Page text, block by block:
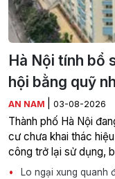
Hà Nội tính bổ
hội bằng quỹ
AN NAM 03-08-2026
Thành phố Hà Nội
cư chưa khai thác
công trở lại sử dụng,
Lo ngại xung quanh